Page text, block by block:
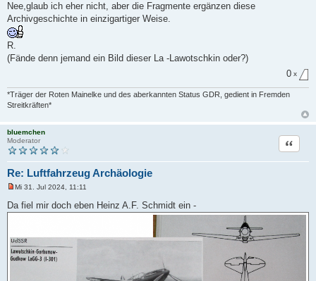
Nee,glaub ich eher nicht, aber die Fragmente ergänzen diese
Archivgeschichte in einzigartiger Weise.
R.
(Fände denn jemand ein Bild dieser La -Lawotschkin oder?)
0 x
*Träger der Roten Mainelke und des aberkannten Status GDR, gedient in Fremden
Streitkräften*
bluemchen
Moderator
Re: Luftfahrzeug Archäologie
Zitat
g
s
e
n
Mi 31. Jul 2024, 11:11
Da fiel mir doch eben Heinz A.F. Schmidt ein -